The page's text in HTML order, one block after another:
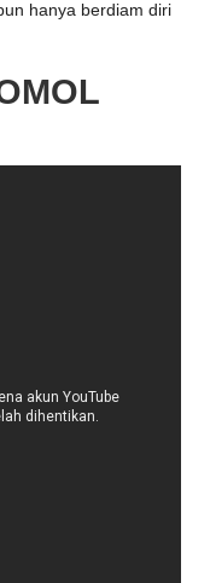
hanya berdiam diri